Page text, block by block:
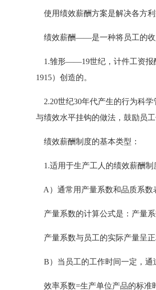
使用绩效薪酬方案是解决各方利
绩效薪酬——是一种将员工的收
1.雏形——19世纪，计件工资报
1915）创造的。
2.20世纪30年代产生的行为科
与绩效水平挂钩的做法，鼓励员
绩效薪酬制度的基本类型：
1.适用于生产工人的绩效薪酬制
A）通常用产量系数和品质系数
产量系数的计算公式是：产量
产量系数与员工的实际产量呈正
B）当员工的工作时间一定，通
效率系数=生产单位产品的标准